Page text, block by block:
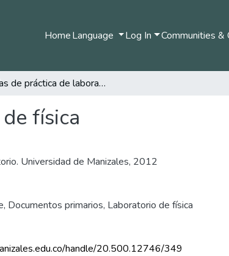
HomeLanguage Log In Communities &
Guías de práctica de laboratorio de física
física
Universidad de Manizales, 2012
, Documentos primarios, Laboratorio de física
handle/20.500.12746/349